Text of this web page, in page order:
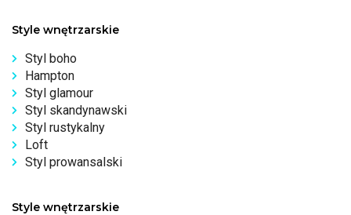
Style wnętrzarskie
Styl boho
Hampton
Styl glamour
Styl skandynawski
Styl rustykalny
Loft
Styl prowansalski
Style wnętrzarskie